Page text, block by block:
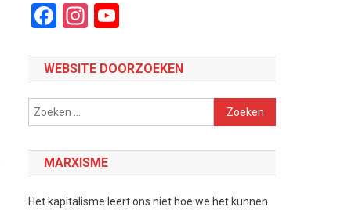
Facebook
Instagram
WEBSITE DOORZOEKEN
Zoeken
naar:
MARXISME
Het kapitalisme leert ons niet hoe we het kunnen